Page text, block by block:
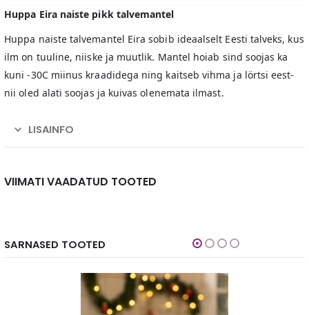
Huppa Eira naiste pikk talvemantel
Huppa naiste talvemantel Eira sobib ideaalselt Eesti talveks, kus
ilm on tuuline, niiske ja muutlik. Mantel hoiab sind soojas ka
kuni -30C miinus kraadidega ning kaitseb vihma ja lörtsi eest-
nii oled alati soojas ja kuivas olenemata ilmast.
LISAINFO
VIIMATI VAADATUD TOOTED
SARNASED TOOTED